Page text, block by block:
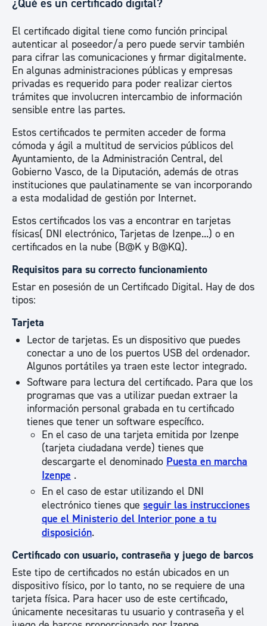
¿Qué es un certificado digital?
El certificado digital tiene como función principal
autenticar al poseedor/a pero puede servir también
para cifrar las comunicaciones y firmar digitalmente.
En algunas administraciones públicas y empresas
privadas es requerido para poder realizar ciertos
trámites que involucren intercambio de información
sensible entre las partes.
Estos certificados te permiten acceder de forma
cómoda y ágil a multitud de servicios públicos del
Ayuntamiento, de la Administración Central, del
Gobierno Vasco, de la Diputación, además de otras
instituciones que paulatinamente se van incorporando
a esta modalidad de gestión por Internet.
Estos certificados los vas a encontrar en tarjetas
físicas( DNI electrónico, Tarjetas de Izenpe...) o en
certificados en la nube (B@K y B@KQ).
Requisitos para su correcto funcionamiento
Estar en posesión de un Certificado Digital. Hay de dos
tipos:
Tarjeta
Lector de tarjetas. Es un dispositivo que puedes
conectar a uno de los puertos USB del ordenador.
Algunos portátiles ya traen este lector integrado.
Software para lectura del certificado. Para que los
programas que vas a utilizar puedan extraer la
información personal grabada en tu certificado
tienes que tener un software específico.
En el caso de una tarjeta emitida por Izenpe
(tarjeta ciudadana verde) tienes que
descargarte el denominado Puesta en marcha
Izenpe .
En el caso de estar utilizando el DNI
electrónico tienes que seguir las instrucciones
que el Ministerio del Interior pone a tu
disposición.
Certificado con usuario, contraseña y juego de barcos
Este tipo de certificados no están ubicados en un
dispositivo físico, por lo tanto, no se requiere de una
tarjeta física. Para hacer uso de este certificado,
únicamente necesitaras tu usuario y contraseña y el